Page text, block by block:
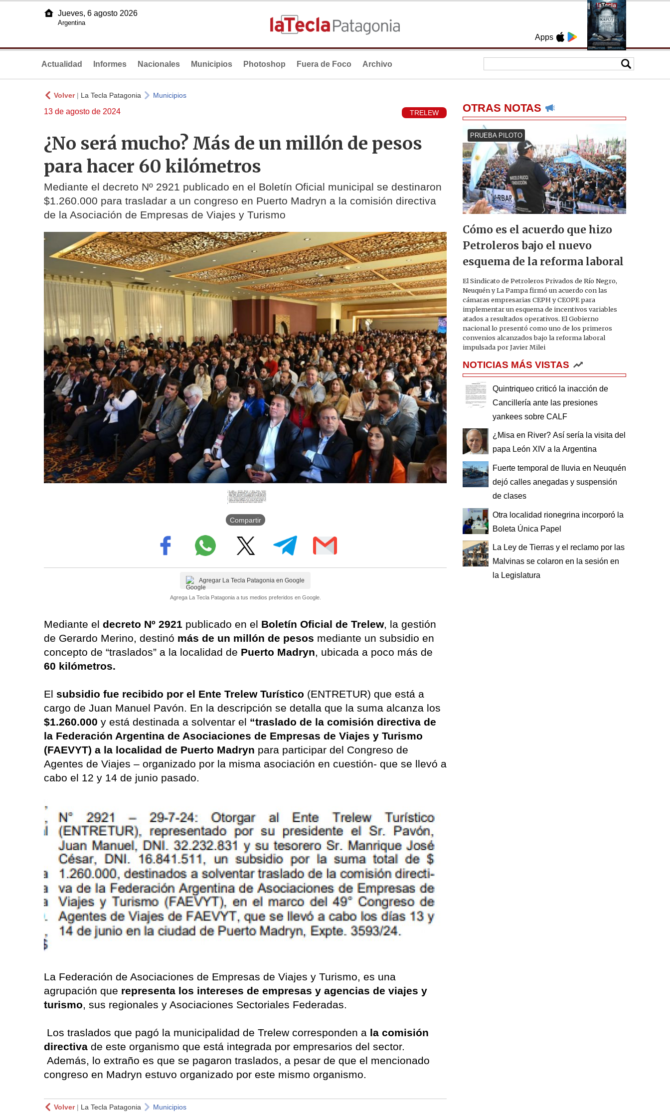
Apps
Jueves, 6 agosto 2026
Argentina
Actualidad Informes Nacionales Municipios Photoshop Fuera de Foco Archivo
Volver| La Tecla Patagonia Municipios
13 de agosto de 2024 TRELEW
¿No será mucho? Más de un millón de pesos
para hacer 60 kilómetros
Mediante el decreto Nº 2921 publicado en el Boletín Oficial municipal se destinaron
$1.260.000 para trasladar a un congreso en Puerto Madryn a la comisión directiva
de la Asociación de Empresas de Viajes y Turismo
Compartir
Agregar La Tecla Patagonia en Google
Agrega La Tecla Patagonia a tus medios preferidos en Google.
Mediante el decreto Nº 2921 publicado en el Boletín Oficial de Trelew, la gestión
de Gerardo Merino, destinó más de un millón de pesos mediante un subsidio en
concepto de “traslados” a la localidad de Puerto Madryn, ubicada a poco más de
60 kilómetros.
El subsidio fue recibido por el Ente Trelew Turístico (ENTRETUR) que está a
cargo de Juan Manuel Pavón. En la descripción se detalla que la suma alcanza los
$1.260.000 y está destinada a solventar el “traslado de la comisión directiva de
la Federación Argentina de Asociaciones de Empresas de Viajes y Turismo
(FAEVYT) a la localidad de Puerto Madryn para participar del Congreso de
Agentes de Viajes – organizado por la misma asociación en cuestión- que se llevó a
cabo el 12 y 14 de junio pasado.
La Federación de Asociaciones de Empresas de Viajes y Turismo, es una
agrupación que representa los intereses de empresas y agencias de viajes y
turismo, sus regionales y Asociaciones Sectoriales Federadas.
Los traslados que pagó la municipalidad de Trelew corresponden a la comisión
directiva de este organismo que está integrada por empresarios del sector.
Además, lo extraño es que se pagaron traslados, a pesar de que el mencionado
congreso en Madryn estuvo organizado por este mismo organismo.
Volver| La Tecla Patagonia Municipios
OTRAS NOTAS
PRUEBA PILOTO
Cómo es el acuerdo que hizo
Petroleros bajo el nuevo
esquema de la reforma laboral
El Sindicato de Petroleros Privados de Río Negro,
Neuquén y La Pampa firmó un acuerdo con las
cámaras empresarias CEPH y CEOPE para
implementar un esquema de incentivos variables
atados a resultados operativos. El Gobierno
nacional lo presentó como uno de los primeros
convenios alcanzados bajo la reforma laboral
impulsada por Javier Milei
NOTICIAS MÁS VISTAS
Quintriqueo criticó la inacción de
Cancillería ante las presiones
yankees sobre CALF
¿Misa en River? Así sería la visita del
papa León XIV a la Argentina
Fuerte temporal de lluvia en Neuquén
dejó calles anegadas y suspensión
de clases
Otra localidad rionegrina incorporó la
Boleta Única Papel
La Ley de Tierras y el reclamo por las
Malvinas se colaron en la sesión en
la Legislatura